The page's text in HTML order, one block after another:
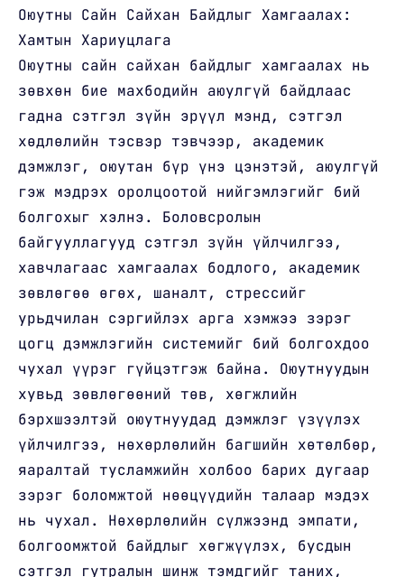
Оюутны Сайн Сайхан Байдлыг Хамгаалах:
Хамтын Хариуцлага
Оюутны сайн сайхан байдлыг хамгаалах нь
зөвхөн бие махбодийн аюулгүй байдлаас
гадна сэтгэл зүйн эрүүл мэнд, сэтгэл
хөдлөлийн тэсвэр тэвчээр, академик
дэмжлэг, оюутан бүр үнэ цэнэтэй, аюулгүй
гэж мэдрэх оролцоотой нийгэмлэгийг бий
болгохыг хэлнэ. Боловсролын
байгууллагууд сэтгэл зүйн үйлчилгээ,
хавчлагаас хамгаалах бодлого, академик
зөвлөгөө өгөх, шаналт, стрессийг
урьдчилан сэргийлэх арга хэмжээ зэрэг
цогц дэмжлэгийн системийг бий болгохдоо
чухал үүрэг гүйцэтгэж байна. Оюутнуудын
хувьд зөвлөгөөний төв, хөгжлийн
бэрхшээлтэй оюутнуудад дэмжлэг үзүүлэх
үйлчилгээ, нөхөрлөлийн багшийн хөтөлбөр,
яаралтай тусламжийн холбоо барих дугаар
зэрэг боломжтой нөөцүүдийн талаар мэдэх
нь чухал. Нөхөрлөлийн сүлжээнд эмпати,
болгоомжтой байдлыг хөгжүүлэх, бусдын
сэтгэл гутралын шинж тэмдгийг таних,